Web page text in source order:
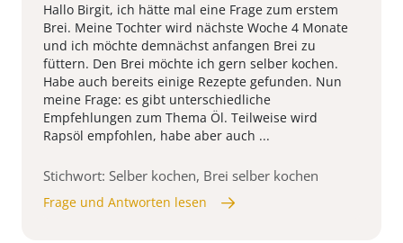
Hallo Birgit, ich hätte mal eine Frage zum erstem
Brei. Meine Tochter wird nächste Woche 4 Monate
und ich möchte demnächst anfangen Brei zu
füttern. Den Brei möchte ich gern selber kochen.
Habe auch bereits einige Rezepte gefunden. Nun
meine Frage: es gibt unterschiedliche
Empfehlungen zum Thema Öl. Teilweise wird
Rapsöl empfohlen, habe aber auch ...
Stichwort: Selber kochen, Brei selber kochen
Frage und Antworten lesen